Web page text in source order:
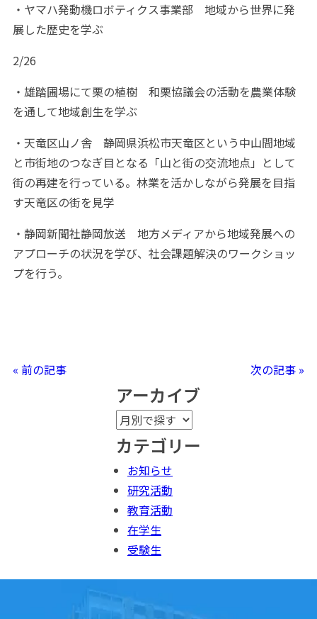
・ヤマハ発動機ロボティクス事業部 地域から世界に発
展した歴史を学ぶ
2/26
・雄踏圃場にて栗の植樹 和栗協議会の活動を農業体験
を通して地域創生を学ぶ
・天竜区山ノ舎 静岡県浜松市天竜区という中山間地域
と市街地のつなぎ目となる「山と街の交流地点」として
街の再建を行っている。林業を活かしながら発展を目指
す天竜区の街を見学
・静岡新聞社静岡放送 地方メディアから地域発展への
アプローチの状況を学び、社会課題解決のワークショッ
プを行う。
« 前の記事 次の記事 »
アーカイブ
カテゴリー
お知らせ
研究活動
教育活動
在学生
受験生